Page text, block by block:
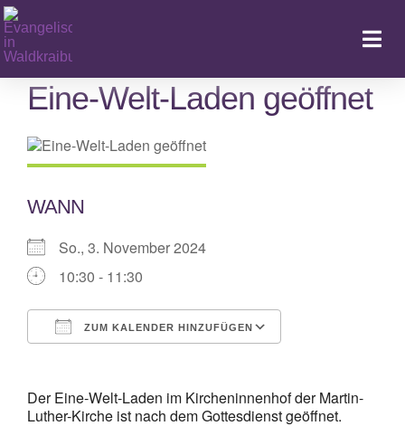
Zum
Inhalt
springen
Eine-Welt-Laden geöffnet
WANN
So., 3. November 2024
10:30 - 11:30
ZUM KALENDER HINZUFÜGEN
Der Eine-Welt-Laden im Kircheninnenhof der Martin-
Luther-Kirche ist nach dem Gottesdienst geöffnet.